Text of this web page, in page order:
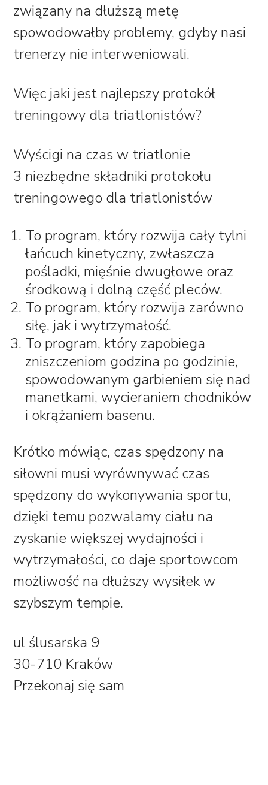
związany na dłuższą metę
spowodowałby problemy, gdyby nasi
trenerzy nie interweniowali.
Więc jaki jest najlepszy protokół
treningowy dla triatlonistów?
Wyścigi na czas w triatlonie
3 niezbędne składniki protokołu
treningowego dla triatlonistów
To program, który rozwija cały tylni
łańcuch kinetyczny, zwłaszcza
pośladki, mięśnie dwugłowe oraz
środkową i dolną część pleców.
To program, który rozwija zarówno
siłę, jak i wytrzymałość.
To program, który zapobiega
zniszczeniom godzina po godzinie,
spowodowanym garbieniem się nad
manetkami, wycieraniem chodników
i okrążaniem basenu.
Krótko mówiąc, czas spędzony na
siłowni musi wyrównywać czas
spędzony do wykonywania sportu,
dzięki temu pozwalamy ciału na
zyskanie większej wydajności i
wytrzymałości, co daje sportowcom
możliwość na dłuższy wysiłek w
szybszym tempie.
ul ślusarska 9
30-710 Kraków
Przekonaj się sam